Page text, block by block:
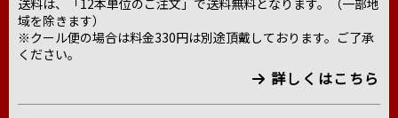
域を除きます）
※クール便の場合は料金330円は別途頂戴しております。ご了承
ください。
詳しくはこちら